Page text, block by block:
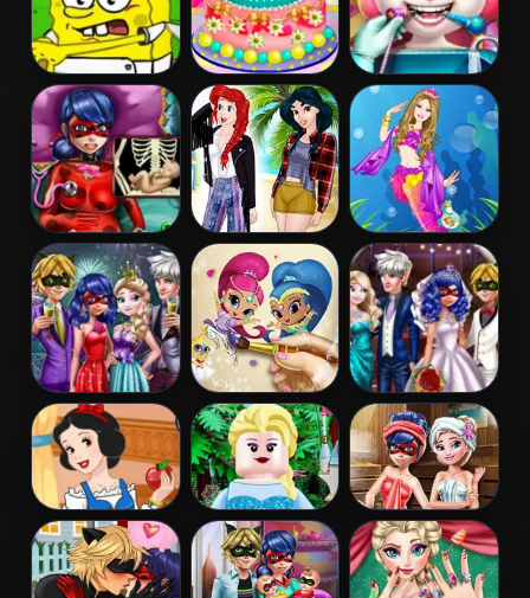
Spongebob
Restaurant
Barbies
Birthday Cake
Angela Real
Dentist
Pregnant
Dotted Girl
Emergency
Princess
Coachella Style
Dress 1
Barbie
Mermaid
Princess
Couples New
Year Party
Shimmer and
Shine Coloring
Book
Ladybug
Wedding Royal
Guests
Snow White
Patchwork
Dress
Lego Princesses Ladybug Sauna
Realife